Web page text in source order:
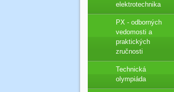
elektrotechnika
PX - odborných
vedomosti a
praktických
zručnosti
Technická
olympiáda